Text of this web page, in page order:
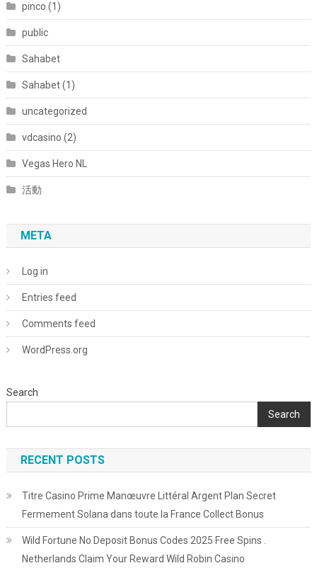
pinco (1)
public
Sahabet
Sahabet (1)
uncategorized
vdcasino (2)
Vegas Hero NL
活動
META
Log in
Entries feed
Comments feed
WordPress.org
Search
Search
RECENT POSTS
Titre Casino Prime Manœuvre Littéral Argent Plan Secret
Fermement Solana dans toute la France Collect Bonus
Wild Fortune No Deposit Bonus Codes 2025 Free Spins .
Netherlands Claim Your Reward Wild Robin Casino